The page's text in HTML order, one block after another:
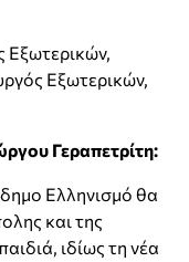
Εξωτερικών,
Εξωτερικών,
Γεραπετρίτη:
Ελληνισμό θα
και της
ιδίως τη νέα